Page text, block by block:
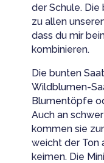
der Schule. Die
zu allen
dass du mir
kombinieren.
Die bunten
Wildblumen-
Blumentöpfe
Auch an
kommen sie
weicht der Ton
keimen. Die